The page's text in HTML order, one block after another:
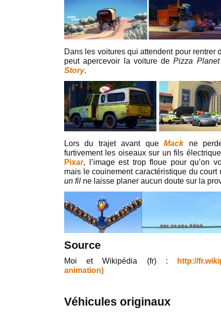
Dans les voitures qui attendent pour rentrer
peut apercevoir la voiture dePizza Planet
Story.
Lors du trajet avant queMackne
furtivement les oiseaux sur un fils
Pixar, l’image est trop floue pour qu’on
mais le couinement caractéristique du court
un fil ne laisse planer aucun doute sur la
Source
Moi et Wikipédia (fr) :
http://
animation)
Véhicules originaux